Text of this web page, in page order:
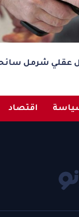
عقلي شرمل
اقتصاد